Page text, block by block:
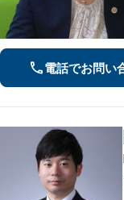
電話でお問い